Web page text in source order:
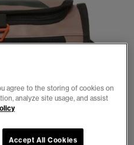
agree to the storing of cookies on
analyze site usage, and assist
Accept All Cookies